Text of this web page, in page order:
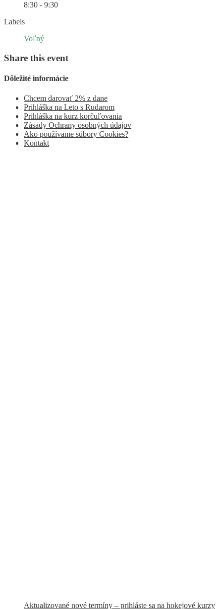
8:30 - 9:30
Labels
Voľný
Share this event
Dôležité informácie
Chcem darovať 2% z dane
Prihláška na Leto s Rudarom
Prihláška na kurz korčuľovania
Zásady Ochrany osobných údajov
Ako používame súbory Cookies?
Kontakt
Aktualizované nové termíny – prihláste sa na hokejové kurzy